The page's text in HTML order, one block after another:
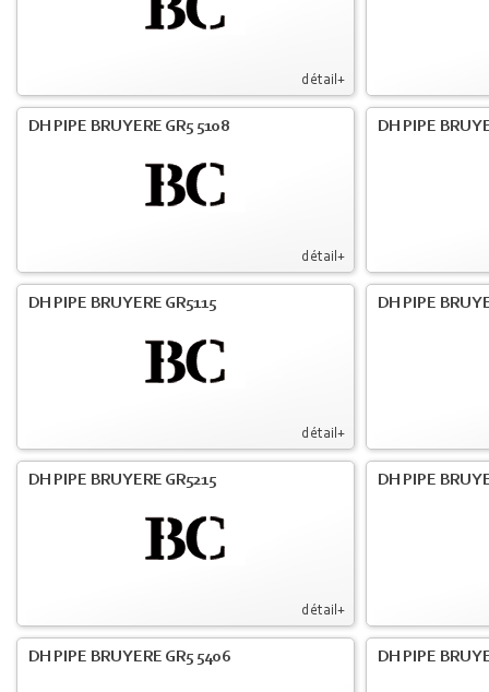
détail+
détail+
DH PIPE BRUYERE GR5 5108 DH PIPE
détail+
DH PIPE BRUYERE GR5115 DH PIPE
détail+
DH PIPE BRUYERE GR5215 DH PIPE
DH PIPE BRUYERE GR5 5406 DH PIPE